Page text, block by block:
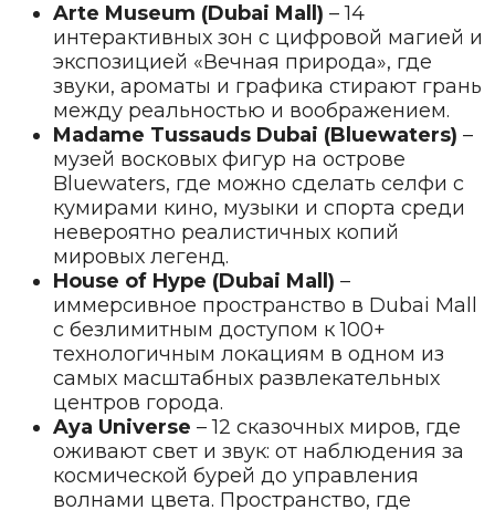
Arte Museum (Dubai Mall) – 14
интерактивных зон с цифровой магией и
экспозицией «Вечная природа», где
звуки, ароматы и графика стирают грань
между реальностью и воображением.
Madame Tussauds Dubai (Bluewaters) –
музей восковых фигур на острове
Bluewaters, где можно сделать селфи с
кумирами кино, музыки и спорта среди
невероятно реалистичных копий
мировых легенд.
House of Hype (Dubai Mall) –
иммерсивное пространство в Dubai Mall
с безлимитным доступом к 100+
технологичным локациям в одном из
самых масштабных развлекательных
центров города.
Aya Universe – 12 сказочных миров, где
оживают свет и звук: от наблюдения за
космической бурей до управления
волнами цвета. Пространство, где